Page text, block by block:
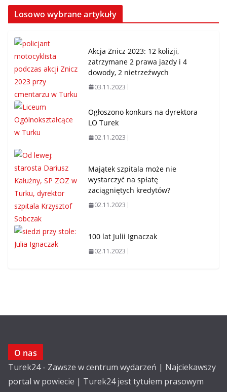
Losowo wybrane artykuły
Akcja Znicz 2023: 12 kolizji,
zatrzymane 2 prawa jazdy i 4
dowody, 2 nietrzeźwych
03.11.2023
Ogłoszono konkurs na dyrektora
LO Turek
02.11.2023
Majątek szpitala może nie
wystarczyć na spłatę
zaciągniętych kredytów?
02.11.2023
100 lat Julii Ignaczak
02.11.2023
O nas
Turek24 - Zawsze w centrum wydarzeń | Najciekawszy
portal w powiecie | Turek24 jest tytułem prasowym